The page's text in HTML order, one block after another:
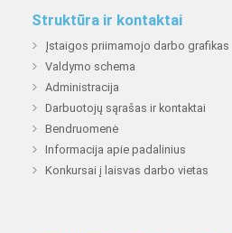
Struktūra ir kontaktai
Įstaigos priimamojo darbo grafikas
Valdymo schema
Administracija
Darbuotojų sąrašas ir kontaktai
Bendruomenė
Informacija apie padalinius
Konkursai į laisvas darbo vietas